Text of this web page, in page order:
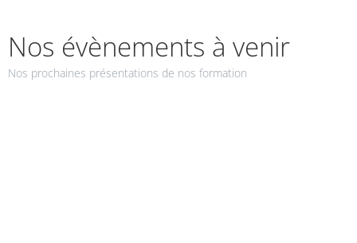
Nos évènements à venir
Nos prochaines présentations de nos formation